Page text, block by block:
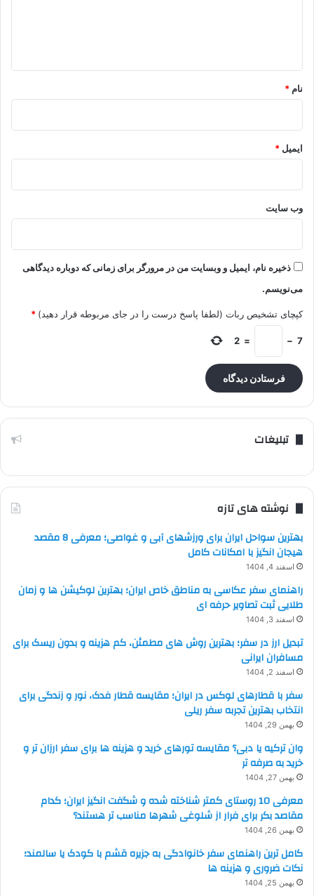
نام *
ایمیل *
وب‌ سایت
ذخیره نام، ایمیل و وبسایت من در مرورگر برای زمانی که دوباره دیدگاهی
می‌نویسم.
کپچای تشخیص ربات (لطفا پاسخ درست را در جای مربوطه قرار دهید) *
7
−
=
2
تبلیغات
نوشته های تازه
بهترین سواحل ایران برای ورزشهای آبی و غواصی؛ معرفی 8 مقصد
هیجان انگیز با امکانات کامل
اسفند 4, 1404
راهنمای سفر عکاسی به مناطق خاص ایران؛ بهترین لوکیشن ها و زمان
طلایی ثبت تصاویر حرفه ای
اسفند 3, 1404
تبدیل ارز در سفر؛ بهترین روش های مطمئن، کم هزینه و بدون ریسک برای
مسافران ایرانی
اسفند 2, 1404
سفر با قطارهای لوکس در ایران؛ مقایسه قطار فدک، نور و زندگی برای
انتخاب بهترین تجربه سفر ریلی
بهمن 29, 1404
وان ترکیه یا دبی؟ مقایسه تورهای خرید و هزینه ها برای سفر ارزان تر و
خرید به صرفه تر
بهمن 27, 1404
معرفی 10 روستای کمتر شناخته شده و شگفت انگیز ایران؛ کدام
مقاصد بکر برای فرار از شلوغی شهرها مناسب تر هستند؟
بهمن 26, 1404
کامل ترین راهنمای سفر خانوادگی به جزیره قشم با کودک یا سالمند؛
نکات ضروری و هزینه ها
بهمن 25, 1404